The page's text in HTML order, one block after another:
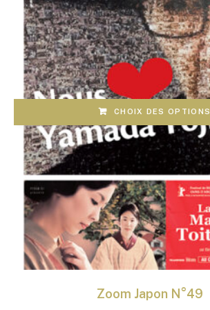
CHOIX DES OPTIONS
Zoom Japon N°49